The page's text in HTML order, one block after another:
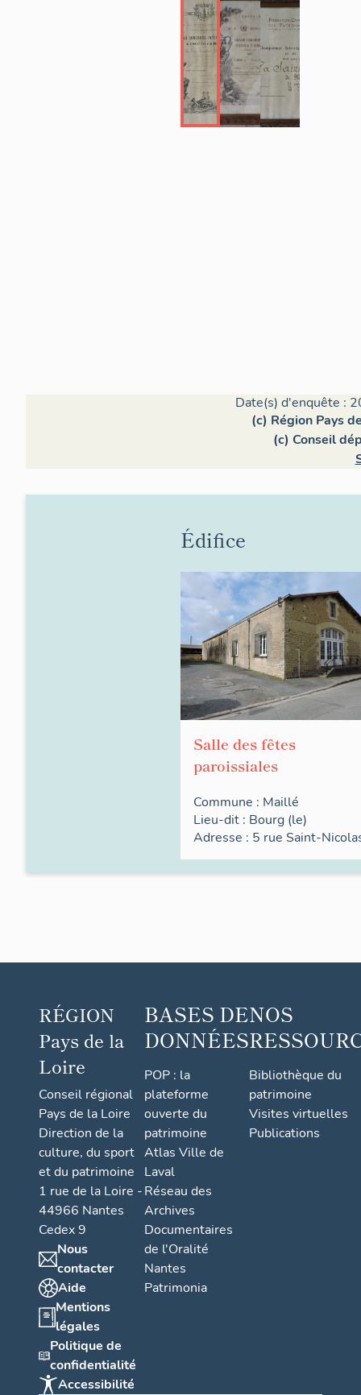
Date(s) d'enquête :
(c) Région Pays
(c) Conseil
Édifice
Salle des fêtes
paroissiales
Commune : Maillé
Lieu-dit : Bourg (le)
Adresse : 5 rue Saint-
RÉGION
Pays de la
Loire
Conseil régional
Pays de la Loire
Direction de la
culture, du sport
et du patrimoine
1 rue de la Loire -
44966 Nantes
Cedex 9
Nous
contacter
Aide
Mentions
légales
Politique de
confidentialité
Accessibilité
BASES DE
DONNÉES
POP : la
plateforme
ouverte du
patrimoine
Atlas Ville de
Laval
Réseau des
Archives
Documentaires
de l'Oralité
Nantes
Patrimonia
NOS
Bibliothèque du
patrimoine
Visites virtuelles
Publications